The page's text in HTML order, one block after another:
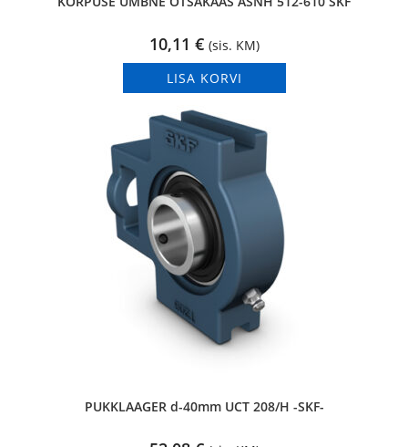
10,11 € (sis. KM)
LISA KORVI
PUKKLAAGER d-40mm UCT 208/H -SKF-